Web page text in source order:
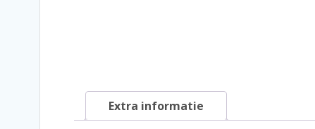
Extra informatie